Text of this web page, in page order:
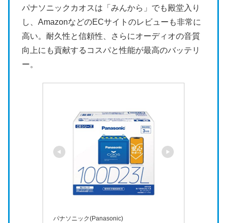
パナソニックカオスは「みんから」でも殿堂入り
し、AmazonなどのECサイトのレビューも非常に
高い。耐久性と信頼性、さらにオーディオの音質
向上にも貢献するコスパと性能が最高のバッテリ
ー。
パナソニック(Panasonic)